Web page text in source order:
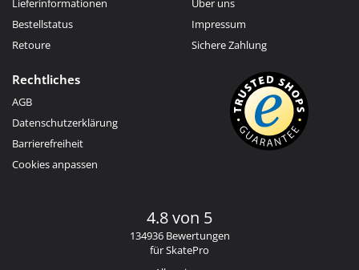
Lieferinformationen
Bestellstatus
Retoure
Über uns
Impressum
Sichere Zahlung
Rechtliches
AGB
Datenschutzerklärung
Barrierefreiheit
Cookies anpassen
4.8 von 5
134936 Bewertungen
für SkatePro